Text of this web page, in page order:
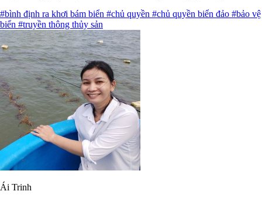
#bình định ra khơi bám biển #chủ quyền #chủ quyền biển đảo #bảo vệ
biển #truyền thông thủy sản
Ái Trinh